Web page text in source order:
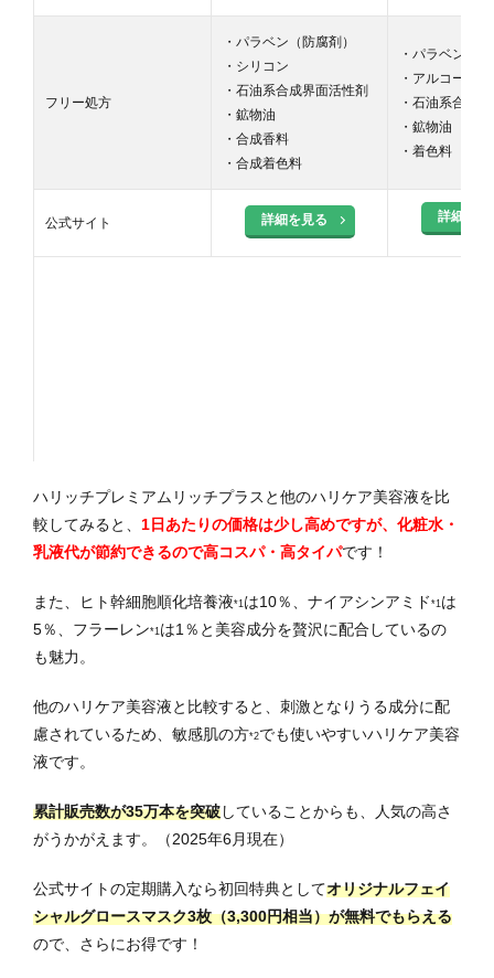
フリー処方
・パラベン（防腐剤）
・シリコン
・石油系合成界面活性剤
・鉱物油
・合成香料
・合成着色料
・パラベン（
・アルコール
・石油系合成
・鉱物油
・着色料
公式サイト 詳細を見る 詳細を見
ハリッチプレミアムリッチプラスと他のハリケア美容液を比
較してみると、 1日あたりの価格は少し高めですが、化粧水・
乳液代が節約できるので高コスパ・高タイパです！
また、ヒト幹細胞順化培養液*1は10％、ナイアシンアミド *1は
5％、フラーレン*1は1％と美容成分を贅沢に配合しているの
も魅力。
他のハリケア美容液と比較すると、刺激となりうる成分に配
慮されているため、敏感肌の方*2でも使いやすいハリケア美容
液です。
累計販売数が35万本を突破していることからも、人気の高さ
がうかがえます。（2025年6月現在）
公式サイトの定期購入なら初回特典としてオリジナルフェイ
シャルグロースマスク3枚（3,300円相当）が無料でもらえる
ので、さらにお得です！